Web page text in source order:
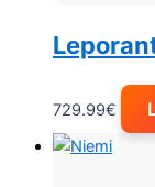
729.99€